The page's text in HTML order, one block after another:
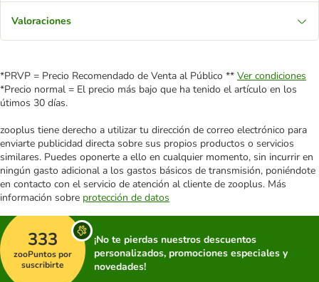
Valoraciones
*PRVP = Precio Recomendado de Venta al Público ** Ver condiciones
*Precio normal = El precio más bajo que ha tenido el artículo en los
útimos 30 días.
zooplus tiene derecho a utilizar tu dirección de correo electrónico para
enviarte publicidad directa sobre sus propios productos o servicios
similares. Puedes oponerte a ello en cualquier momento, sin incurrir en
ningún gasto adicional a los gastos básicos de transmisión, poniéndote
en contacto con el servicio de atención al cliente de zooplus. Más
información sobre protección de datos
333
zooPuntos por
suscribirte
¡No te pierdas nuestros descuentos
personalizados, promociones especiales y
novedades!